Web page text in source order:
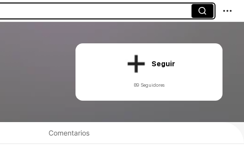
Seguir
89 Seguidores
Comentarios